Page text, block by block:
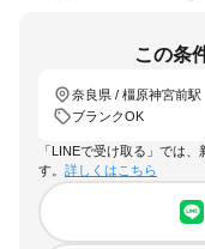
この条
奈良県 / 橿原神宮前駅
ブランクOK
「LINEで受け取る」では
す。 詳しくはこちら